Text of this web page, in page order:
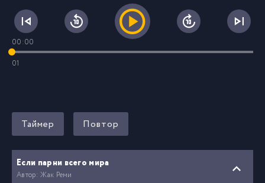
00:00
01
Таймер Повтор
Если парни всего мира
Автор: Жак Реми